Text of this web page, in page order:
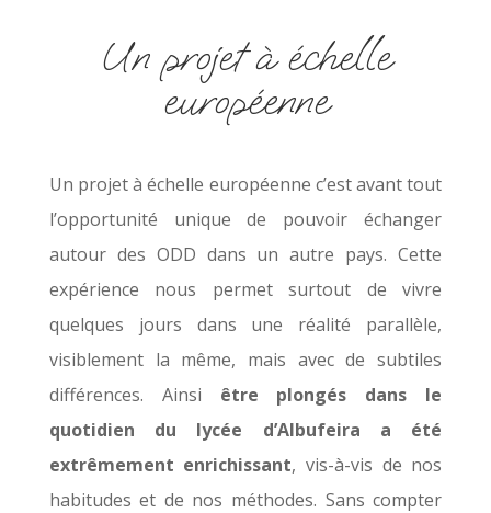
Un projet à échelle
européenne
Un projet à échelle européenne c’est avant tout
l’opportunité unique de pouvoir échanger
autour des ODD dans un autre pays. Cette
expérience nous permet surtout de vivre
quelques jours dans une réalité parallèle,
visiblement la même, mais avec de subtiles
différences. Ainsi être plongés dans le
quotidien du lycée d’Albufeira a été
extrêmement enrichissant, vis-à-vis de nos
habitudes et de nos méthodes. Sans compter